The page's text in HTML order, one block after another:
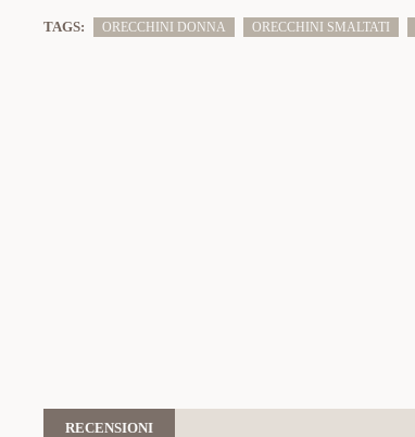
TAGS: ORECCHINI DONNA ORECCHINI SMALTATI
RECENSIONI